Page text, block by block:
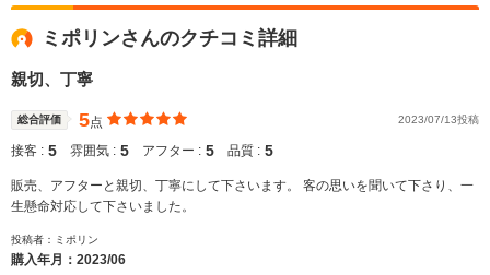
ミポリンさんのクチコミ詳細
親切、丁寧
総合評価 5点 2023/07/13投稿
接客 : 5 雰囲気 : 5 アフター : 5 品質 : 5
販売、アフターと親切、丁寧にして下さいます。 客の思いを聞いて下さり、一
生懸命対応して下さいました。
投稿者：ミポリン
購入年月： 2023/06